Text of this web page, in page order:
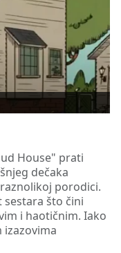
House" prati
dečaka
porodici.
sestara što čini
i haotičnim. Iako
izazovima